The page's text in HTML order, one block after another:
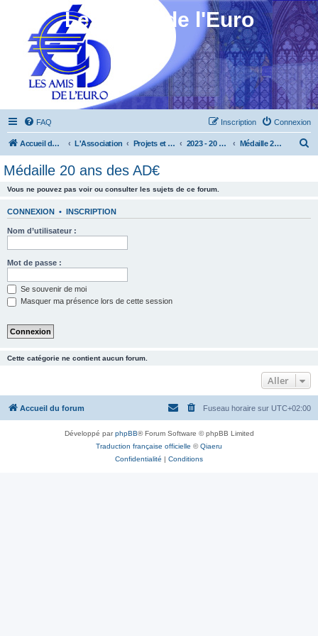
Les Amis de l'Euro
FAQ Connexion
Inscription
Accueil du forum L'Association Projets et réalisations 2023 - 20 ans des AD€ Médaille 20 ans des AD€
Médaille 20 ans des AD€
Vous ne pouvez pas voir ou consulter les sujets de ce forum.
CONNEXION • INSCRIPTION
Nom d’utilisateur :
Mot de passe :
Se souvenir de moi
Masquer ma présence lors de cette session
Cette catégorie ne contient aucun forum.
Aller
Accueil du forum Fuseau horaire sur UTC+02:00
Développé parphpBB® Forum Software © phpBB Limited
Traduction française officielle ©Qiaeru
Confidentialité | Conditions